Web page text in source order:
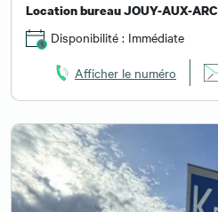
Location bureau JOUY-AUX-
Disponibilité : Immédiate
Afficher le numéro